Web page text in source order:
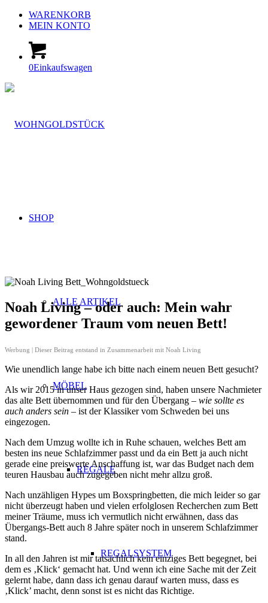
WARENKORB
MEIN KONTO
0Einkaufswagen
SHOP
ALLE ARTIKEL
MÖBEL
REGALE
REGALSYSTEM
Noah Living – oder auch: Mein wahr
gewordener Traum vom neuen Bett!
Werbung | Dieser Beitrag entstand in Zusammenarbeit mit Noah Living
Wie unendlich lange habe ich bitte nach einem neuen Bett gesucht?
Als wir 2015 in unser Haus gezogen sind, haben unsere Nachmieter
das alte Bett übernommen und für den Übergang – wie sollte es
auch anders sein – ist der Klassiker vom Schweden bei uns
eingezogen.
Nach dem Umzug wollte ich in Ruhe schauen, welches Bett am
besten ins neue Schlafzimmer passt und da ein Bett ja auch nicht
gerade eine preiswerte Anschaffung ist, war das Budget nach dem
teuren Hausbau auch zugegeben nicht mehr allzu groß.
Nach unzähligen Hypes um Boxspringbetten, die mich leider so gar
nicht überzeugt haben und vielen erfolglosen Recherchen zum Bett
meiner Träume, muss ich vermutlich nicht erwähnen, dass das
Übergangs-Bett auch 8 Jahre später noch in unserem Schlafzimmer
stand.
In all den Jahren ist mir tatsächlich kein einziges Bett begegnet, bei
dem es ‚Klick‘ gemacht hat. Und wenn ich eine Sache mit der Zeit
gelernt habe, dann dass ich genau darauf warten muss, dass es
‚Klick’ macht, denn sonst ist es nicht das Richtige.